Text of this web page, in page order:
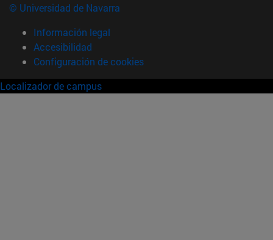
© Universidad de Navarra
Información legal
Accesibilidad
Configuración de cookies
Localizador de campus